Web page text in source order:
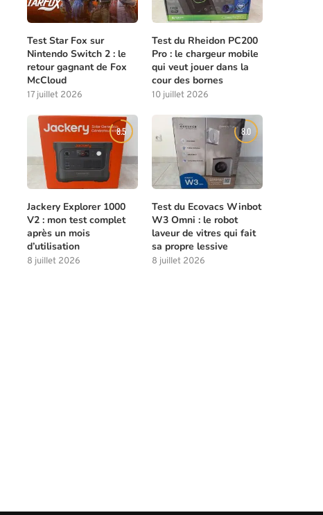
Test Star Fox sur
Nintendo Switch 2 : le
retour gagnant de Fox
McCloud
17 juillet 2026
Test du Rheidon PC200
Pro : le chargeur mobile
qui veut jouer dans la
cour des bornes
10 juillet 2026
8.5
Jackery Explorer 1000
V2 : mon test complet
après un mois
d’utilisation
8 juillet 2026
8.0
Test du Ecovacs Winbot
W3 Omni : le robot
laveur de vitres qui fait
sa propre lessive
8 juillet 2026